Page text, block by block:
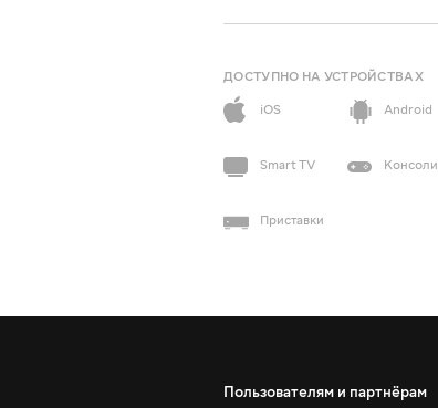
ДОСТУПНО НА УСТРОЙСТВАХ
iOS
Android
Smart TV Консоли
Приставки
Пользователям и партнёрам